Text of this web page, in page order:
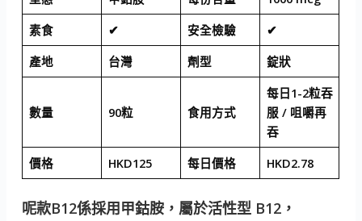
素食
✔ 安全檢驗
✔
產地
台灣 劑型 錠狀
數量 90粒 食用方式
每日1-2粒吞
服 / 咀嚼再
吞
價格
HKD125 每日價格 HKD2.78
呢款B12係採用甲鈷胺，屬於活性型 B12，